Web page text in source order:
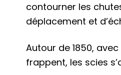
contourner les
déplacement et
Autour de 1850,
frappent, les scies